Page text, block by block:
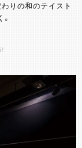
わりの和のテイスト